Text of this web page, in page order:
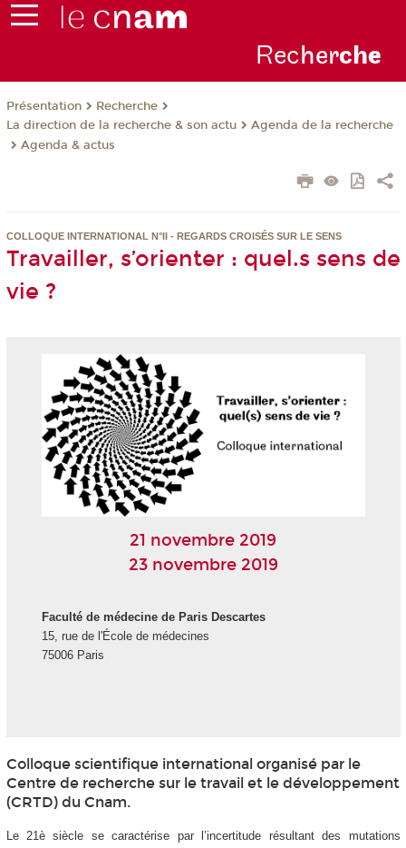
Recherche
Présentation
Recherche
La direction de la recherche & son actu
Agenda de la recherche
Agenda & actus
COLLOQUE INTERNATIONAL N°II - REGARDS CROISÉS SUR LE SENS
Travailler, s’orienter : quel.s sens de
vie ?
21 novembre 2019
23 novembre 2019
Faculté de médecine de Paris Descartes
15, rue de l'École de médecines
75006 Paris
Colloque scientifique international organisé par le
Centre de recherche sur le travail et le développement
(CRTD) du Cnam.
Le 21è siècle se caractérise par l’incertitude résultant des mutations